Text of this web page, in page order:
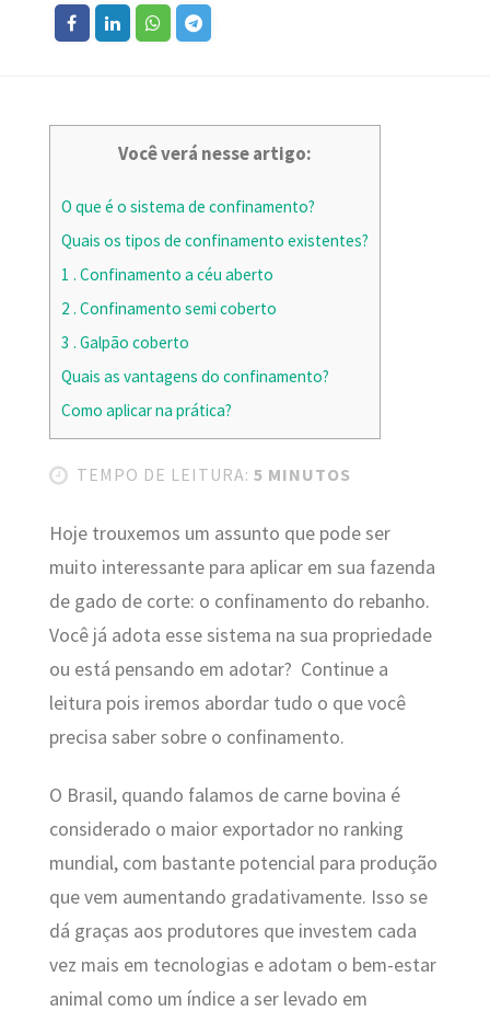
Você verá nesse artigo:
O que é o sistema de confinamento?
Quais os tipos de confinamento existentes?
1 . Confinamento a céu aberto
2 . Confinamento semi coberto
3 . Galpão coberto
Quais as vantagens do confinamento?
Como aplicar na prática?
TEMPO DE LEITURA: 5 MINUTOS
Hoje trouxemos um assunto que pode ser
muito interessante para aplicar em sua fazenda
de gado de corte: o confinamento do rebanho.
Você já adota esse sistema na sua propriedade
ou está pensando em adotar? Continue a
leitura pois iremos abordar tudo o que você
precisa saber sobre o confinamento.
O Brasil, quando falamos de carne bovina é
considerado o maior exportador no ranking
mundial, com bastante potencial para produção
que vem aumentando gradativamente. Isso se
dá graças aos produtores que investem cada
vez mais em tecnologias e adotam o bem-estar
animal como um índice a ser levado em